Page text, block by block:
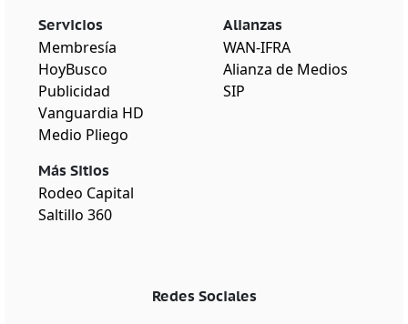
Servicios
Membresía
HoyBusco
Publicidad
Vanguardia HD
Medio Pliego
Más Sitios
Rodeo Capital
Saltillo 360
Alianzas
WAN-IFRA
Alianza de Medios
SIP
Redes Sociales